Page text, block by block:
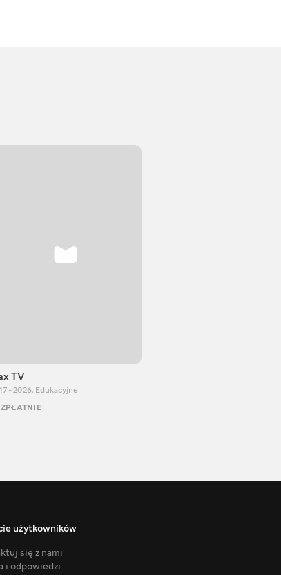
TV
- 2026, Edukacyjne
użytkowników
się z nami
i odpowiedzi